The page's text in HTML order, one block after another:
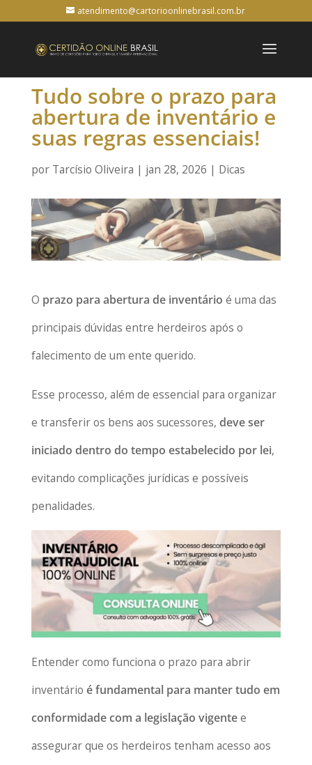
atendimento@cartorioonlinebrasil.com.br
Tudo sobre o prazo para
abertura de inventário e
suas regras essenciais!
por Tarcísio Oliveira | jan 28, 2026 | Dicas
O prazo para abertura de inventário é uma das
principais dúvidas entre herdeiros após o
falecimento de um ente querido.
Esse processo, além de essencial para organizar
e transferir os bens aos sucessores, deve ser
iniciado dentro do tempo estabelecido por lei,
evitando complicações jurídicas e possíveis
penalidades.
Entender como funciona o prazo para abrir
inventário é fundamental para manter tudo em
conformidade com a legislação vigentee
assegurar que os herdeiros tenham acesso aos